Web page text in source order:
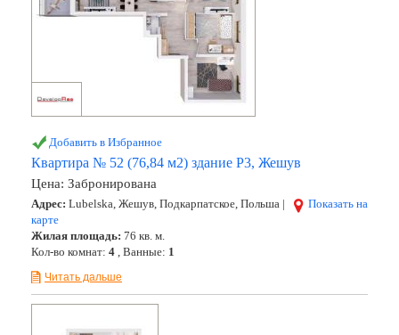
Добавить в Избранное
Квартира № 52 (76,84 м2) здание Р3, Жешув
Цена: Забронирована
Адрес: Lubelska, Жешув, Подкарпатское, Польша |
Показать на
карте
Жилая площадь: 76 кв. м.
Кол-во комнат: 4 , Ванные: 1
Читать дальше